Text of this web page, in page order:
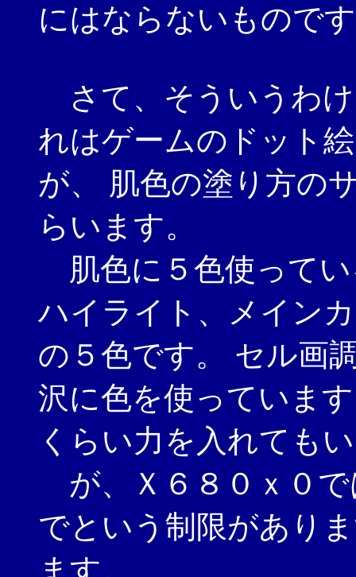
にはならないもので
さて、そういうわ
れはゲームのドット
が、 肌色の塗り方の
らいます。
肌色に５色使って
ハイライト、メイン
の５色です。 セル画
沢に色を使っていま
くらい力を入れても
が、Ｘ６８０ｘ０で
でという制限があり
ます。